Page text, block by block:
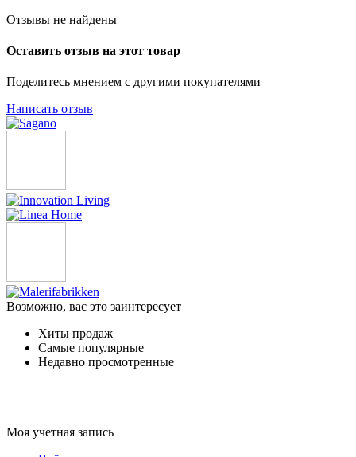
Отзывы не найдены
Оставить отзыв на этот товар
Поделитесь мнением с другими покупателями
Написать отзыв
Возможно, вас это заинтересует
Хиты продаж
Самые популярные
Недавно просмотренные
Моя учетная запись